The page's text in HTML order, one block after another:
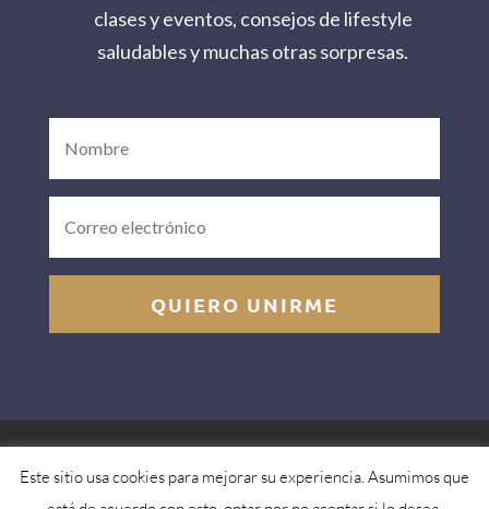
clases y eventos, consejos de lifestyle
saludables y muchas otras sorpresas.
QUIERO UNIRME
Aviso legal Política de privacidad
Política de
Este sitio usa cookies para mejorar su experiencia. Asumimos que